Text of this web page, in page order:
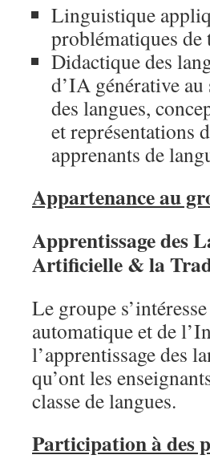
Linguistique
problématiques de
Didactique des
d’IA générative
des langues,
et représentations
apprenants de
Appartenance au
Apprentissage des
Artificielle & la
Le groupe
automatique et de
l’apprentissage des
qu’ont les
classe de langues.
Participation à des